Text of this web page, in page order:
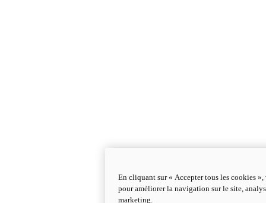
En cliquant sur « Accepter tous les cookies
pour améliorer la navigation sur le site,
marketing.